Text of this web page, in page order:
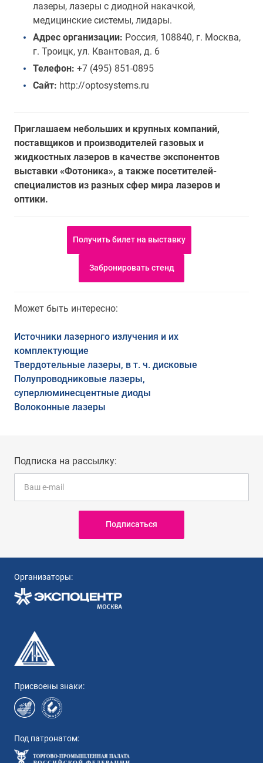
лазеры, лазеры с диодной накачкой,
медицинские системы, лидары.
Адрес организации: Россия, 108840, г. Москва,
г. Троицк, ул. Квантовая, д. 6
Телефон: +7 (495) 851-0895
Сайт: http://optosystems.ru
Приглашаем небольших и крупных компаний,
поставщиков и производителей газовых и
жидкостных лазеров в качестве экспонентов
выставки «Фотоника», а также посетителей-
специалистов из разных сфер мира лазеров и
оптики.
Получить билет на выставку
Забронировать стенд
Может быть интересно:
Источники лазерного излучения и их
комплектующие
Твердотельные лазеры, в т. ч. дисковые
Полупроводниковые лазеры,
суперлюминесцентные диоды
Волоконные лазеры
Подписка на рассылку:
Подписаться
Организаторы:
Присвоены знаки:
Под патронатом: